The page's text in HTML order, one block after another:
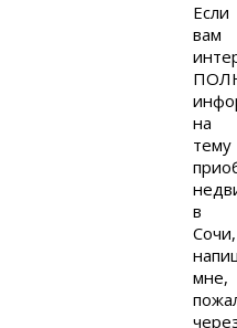
Если
вам
на
тему
в
Сочи,
мне,